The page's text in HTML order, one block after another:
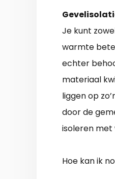
Je kunt
warmte
echter
materiaal
liggen op
door de
isoleren met
Hoe kan ik